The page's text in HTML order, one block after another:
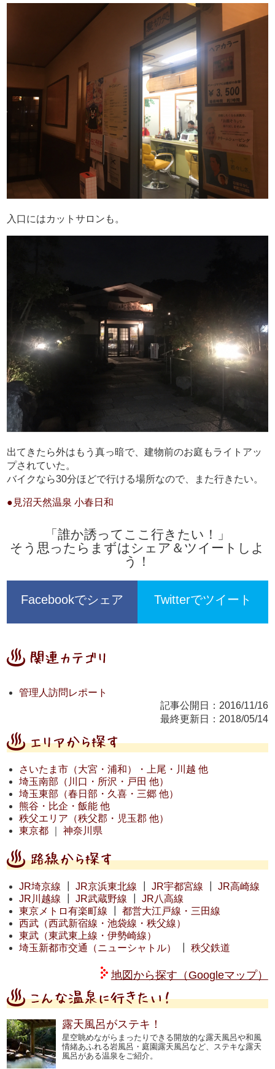
入口にはカットサロンも。
出てきたら外はもう真っ暗で、建物前のお庭もライトアッ
プされていた。
バイクなら30分ほどで行ける場所なので、また行きたい。
●見沼天然温泉 小春日和
「誰か誘ってここ行きたい！」
そう思ったらまずはシェア＆ツイートしよ
う！
Facebookでシェア Twitterでツイート
管理人訪問レポート
記事公開日：2016/11/16
最終更新日：2018/05/14
さいたま市（大宮・浦和）・上尾・川越 他
埼玉南部（川口・所沢・戸田 他）
埼玉東部（春日部・久喜・三郷 他）
熊谷・比企・飯能 他
秩父エリア（秩父郡・児玉郡 他）
東京都 ｜神奈川県
JR埼京線 ┃JR京浜東北線 ┃JR宇都宮線 ┃JR高崎線
JR川越線 ┃JR武蔵野線 ┃JR八高線
東京メトロ有楽町線 ┃都営大江戸線・三田線
西武（西武新宿線・池袋線・秩父線）
東武（東武東上線・伊勢崎線）
埼玉新都市交通（ニューシャトル）
┃秩父鉄道
地図から探す（Googleマップ）
露天風呂がステキ！
星空眺めながらまったりできる開放的な露天風呂や和風
情緒あふれる岩風呂・庭園露天風呂など、ステキな露天
風呂がある温泉をご紹介。